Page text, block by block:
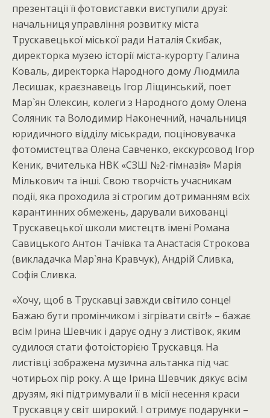
презентації її фотовиставки виступили друзі:
начальниця управління розвитку міста
Трускавецької міської ради Наталія Скибак,
директорка музею історії міста-курорту Галина
Коваль, директорка Народного дому Людмила
Лесишак, краєзнавець Ігор Ліщинський, поет
Мар`ян Олексин, колеги з Народного дому Олена
Соляник та Володимир Наконечний, начальниця
юридичного відділу міськради, поціновувачка
фотомистецтва Олена Савченко, екскурсовод Ігор
Кеник, вчителька НВК «СЗШ №2-гімназія» Марія
Мількович та інші. Свою творчість учасникам
події, яка проходила зі строгим дотриманням всіх
карантинних обмежень, дарували вихованці
Трускавецької школи мистецтв імені Романа
Савицького Антон Тачівка та Анастасія Строкова
(викладачка Мар`яна Кравчук), Андрій Сливка,
Софія Сливка.
«Хочу, щоб в Трускавці завжди світило сонце!
Бажаю бути промінчиком і зігрівати світ!» – бажає
всім Ірина Шевчик і дарує одну з листівок, яким
судилося стати фотоісторією Трускавця. На
листівці зображена музична альтанка під час
чотирьох пір року. А ще Ірина Шевчик дякує всім
друзям, які підтримували її в місії несення краси
Трускавця у світ широкий. І отримує подарунки –